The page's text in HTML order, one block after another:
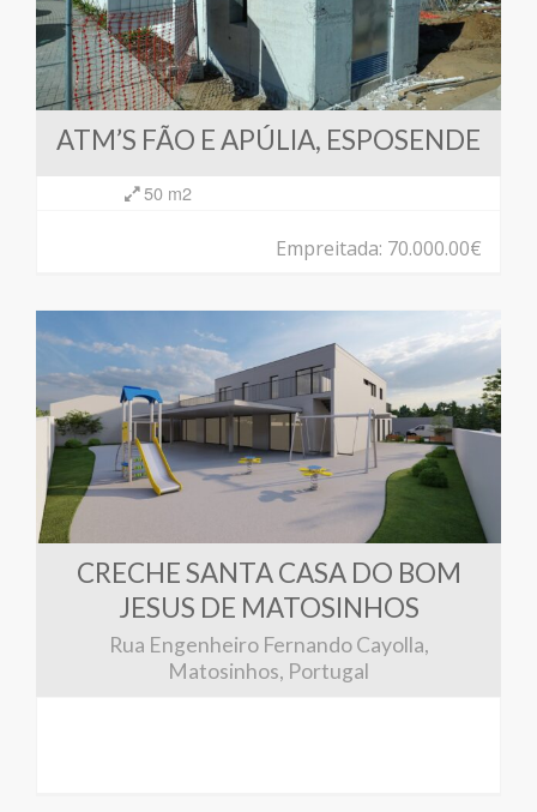
ATM’S FÃO E APÚLIA, ESPOSENDE
50 m2
Empreitada: 70.000.00€
CRECHE SANTA CASA DO BOM
JESUS DE MATOSINHOS
Rua Engenheiro Fernando Cayolla,
Matosinhos, Portugal